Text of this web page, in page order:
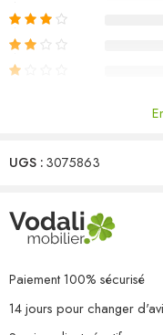
Capacité de charge
La livraison contient :
3 x canapé d’angle
Il n'y a pas encore de
UGS :3075863
Paiement 100% sécurisé
14 jours pour changer